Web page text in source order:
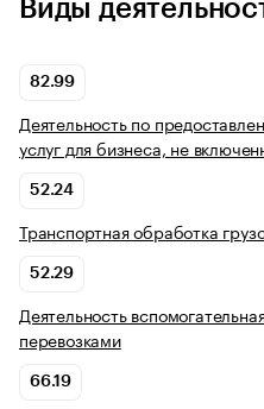
Виды
82.99
Деятельность по
услуг для бизнеса, не
52.24
Транспортная обработка
52.29
Деятельность
перевозками
66.19